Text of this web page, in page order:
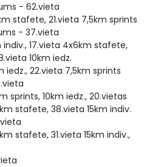
- 62.vieta
stafete, 21.vieta 7,5km sprints
- 37.vieta
indiv., 17.vieta 4x6km stafete,
10km iedz.
iedz., 22.vieta 7,5km sprints
sprints, 10km iedz., 20.vietas
stafete, 38.vieta 15km indiv.
stafete, 31.vieta 15km indiv.,